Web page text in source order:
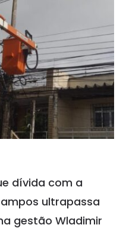
dívida com a
ultrapassa
gestão Wladimir